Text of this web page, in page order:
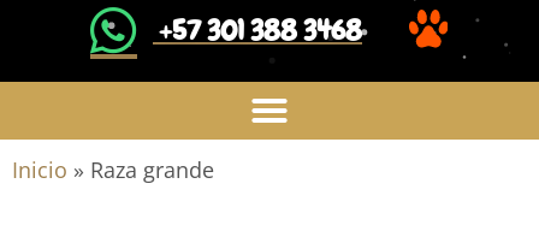
​ +57 301 388 3468
Inicio » Raza grande